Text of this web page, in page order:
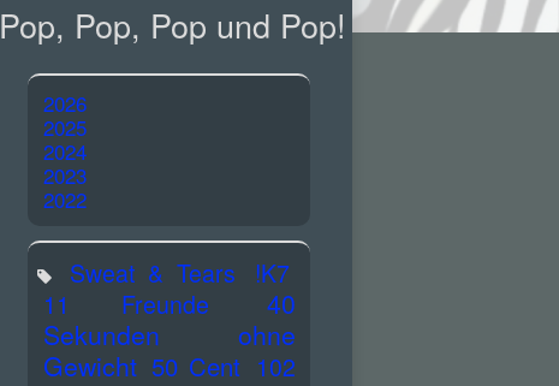
Pop, Pop, Pop und Pop!
2026
2025
2024
2023
2022
Sweat & Tears
!K7
11 Freunde
40
Sekunden ohne
Gewicht 50 Cent 102